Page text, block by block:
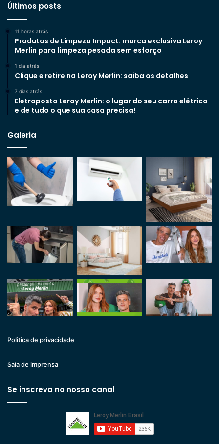
Últimos posts
11 horas atrás
Produtos de Limpeza Impact: marca exclusiva Leroy
Merlin para limpeza pesada sem esforço
1 dia atrás
Clique e retire na Leroy Merlin: saiba os detalhes
7 dias atrás
Eletroposto Leroy Merlin: o lugar do seu carro elétrico
e de tudo o que sua casa precisa!
Galeria
Politica de privacidade
Sala de imprensa
Se inscreva no nosso canal